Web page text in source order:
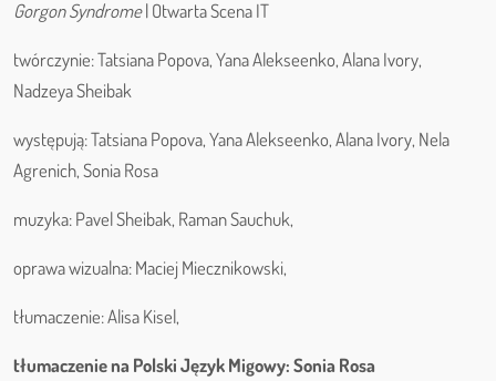
Gorgon Syndrome| Otwarta Scena IT
twórczynie: Tatsiana Popova, Yana Alekseenko, Alana Ivory,
Nadzeya Sheibak
występują: Tatsiana Popova, Yana Alekseenko, Alana Ivory, Nela
Agrenich, Sonia Rosa
muzyka: Pavel Sheibak, Raman Sauchuk,
oprawa wizualna: Maciej Miecznikowski,
tłumaczenie: Alisa Kisel,
tłumaczenie na Polski Język Migowy: Sonia Rosa